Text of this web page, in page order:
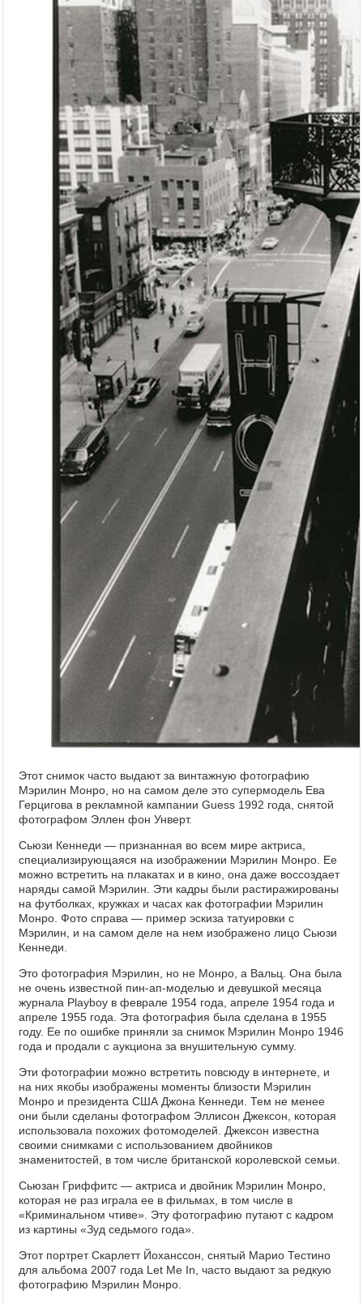
Этот снимок часто выдают за винтажную фотографию
Мэрилин Монро, но на самом деле это супермодель Ева
Герцигова в рекламной кампании Guess 1992 года, снятой
фотографом Эллен фон Унверт.
Сьюзи Кеннеди — признанная во всем мире актриса,
специализирующаяся на изображении Мэрилин Монро. Ее
можно встретить на плакатах и в кино, она даже воссоздает
наряды самой Мэрилин. Эти кадры были растиражированы
на футболках, кружках и часах как фотографии Мэрилин
Монро. Фото справа — пример эскиза татуировки с
Мэрилин, и на самом деле на нем изображено лицо Сьюзи
Кеннеди.
Это фотография Мэрилин, но не Монро, а Вальц. Она была
не очень известной пин-ап-моделью и девушкой месяца
журнала Playboy в феврале 1954 года, апреле 1954 года и
апреле 1955 года. Эта фотография была сделана в 1955
году. Ее по ошибке приняли за снимок Мэрилин Монро 1946
года и продали с аукциона за внушительную сумму.
Эти фотографии можно встретить повсюду в интернете, и
на них якобы изображены моменты близости Мэрилин
Монро и президента США Джона Кеннеди. Тем не менее
они были сделаны фотографом Эллисон Джексон, которая
использовала похожих фотомоделей. Джексон известна
своими снимками с использованием двойников
знаменитостей, в том числе британской королевской семьи.
Сьюзан Гриффитс — актриса и двойник Мэрилин Монро,
которая не раз играла ее в фильмах, в том числе в
«Криминальном чтиве». Эту фотографию путают с кадром
из картины «Зуд седьмого года».
Этот портрет Скарлетт Йоханссон, снятый Марио Тестино
для альбома 2007 года Let Me In, часто выдают за редкую
фотографию Мэрилин Монро.